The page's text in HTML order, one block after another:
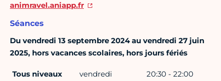
animravel.aniapp.fr
Séances
Du vendredi 13 septembre 2024 au vendredi 27 juin
2025, hors vacances scolaires, hors jours fériés
Tous niveaux vendredi 20:30 - 22:00